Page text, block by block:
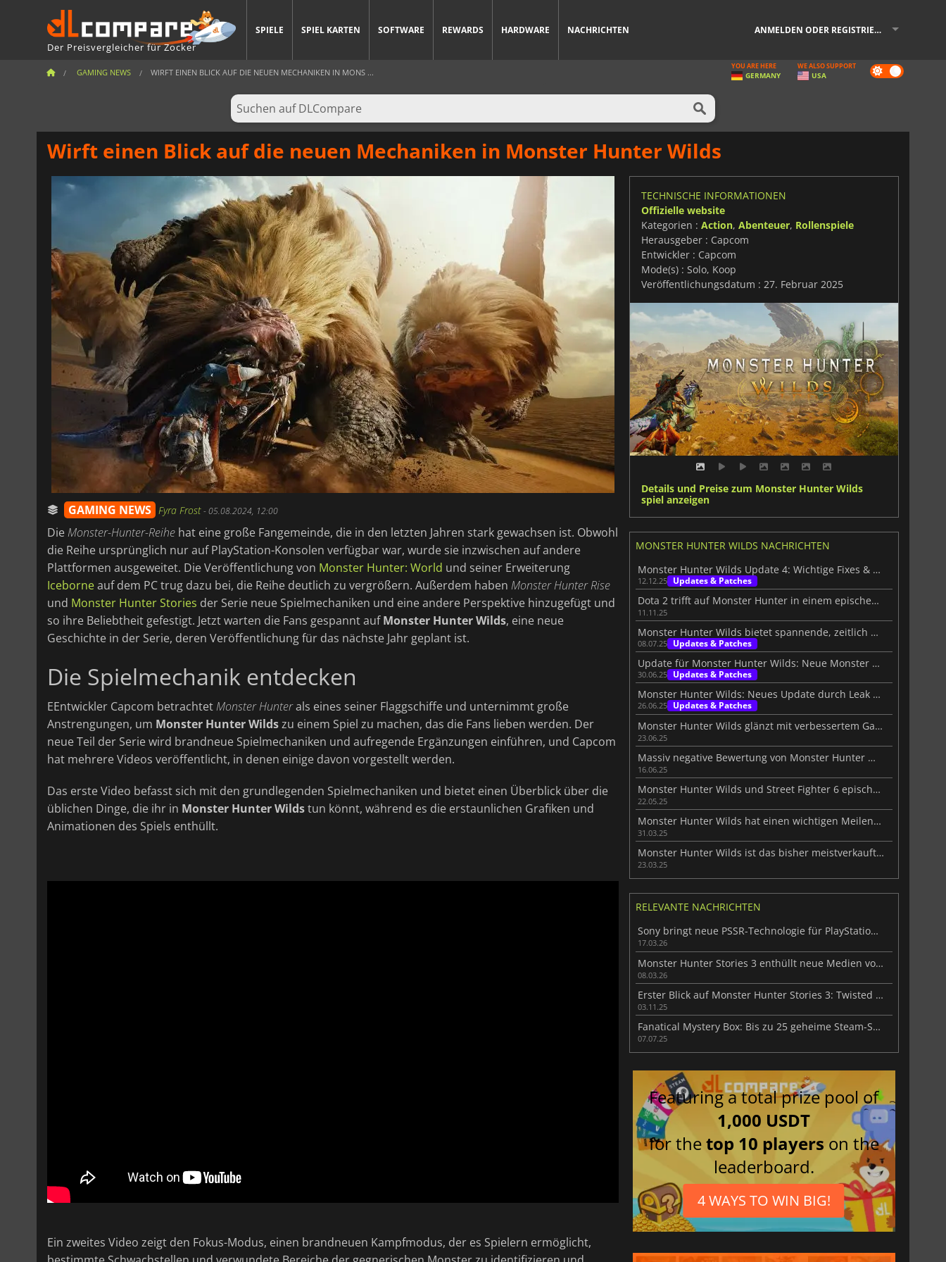
Der Preisvergleicher für Zocker
SPIELE SPIEL KARTEN SOFTWARE REWARDS HARDWARE NACHRICHTEN ANMELDEN ODER REGISTRIEREN
GAMING NEWS WIRFT EINEN BLICK AUF DIE NEUEN MECHANIKEN IN MONS ... Dark
mode
YOU ARE HERE
GERMANY
WE ALSO SUPPORT
USA
Wirft einen Blick auf die neuen Mechaniken in Monster Hunter Wilds
GAMING NEWS Fyra Frost-05.08.2024, 12:00
DieMonster-Hunter-Reihe hat eine große Fangemeinde, die in den letzten Jahren stark gewachsen ist. Obwohl
die Reihe ursprünglich nur auf PlayStation-Konsolen verfügbar war, wurde sie inzwischen auf andere
Plattformen ausgeweitet. Die Veröffentlichung von Monster Hunter: World und seiner Erweiterung
Iceborneauf dem PC trug dazu bei, die Reihe deutlich zu vergrößern. Außerdem haben Monster Hunter Rise
und Monster Hunter Stories der Serie neue Spielmechaniken und eine andere Perspektive hinzugefügt und
so ihre Beliebtheit gefestigt. Jetzt warten die Fans gespannt aufMonster Hunter Wilds, eine neue
Geschichte in der Serie, deren Veröffentlichung für das nächste Jahr geplant ist.
Die Spielmechanik entdecken
EEntwickler Capcom betrachtetMonster Hunterals eines seiner Flaggschiffe und unternimmt große
Anstrengungen, um Monster Hunter Wildszu einem Spiel zu machen, das die Fans lieben werden. Der
neue Teil der Serie wird brandneue Spielmechaniken und aufregende Ergänzungen einführen, und Capcom
hat mehrere Videos veröffentlicht, in denen einige davon vorgestellt werden.
Das erste Video befasst sich mit den grundlegenden Spielmechaniken und bietet einen Überblick über die
üblichen Dinge, die ihr in Monster Hunter Wildstun könnt, während es die erstaunlichen Grafiken und
Animationen des Spiels enthüllt.
Ein zweites Video zeigt den Fokus-Modus, einen brandneuen Kampfmodus, der es Spielern ermöglicht,
TECHNISCHE INFORMATIONEN
Offizielle website
Kategorien : Action, Abenteuer, Rollenspiele
Herausgeber : Capcom
Entwickler : Capcom
Mode(s) : Solo, Koop
Veröffentlichungsdatum : 27. Februar 2025
Details und Preise zum Monster Hunter Wilds
spiel anzeigen
MONSTER HUNTER WILDS NACHRICHTEN
Monster Hunter Wilds Update 4: Wichtige Fixes & neuer Leistungsplan
12.12.25 Updates & Patches
Dota 2 trifft auf Monster Hunter in einem epischen Crossover-Event
11.11.25
Monster Hunter Wilds bietet spannende, zeitlich begrenzte Quests
08.07.25 Updates & Patches
Update für Monster Hunter Wilds: Neue Monster und Funktionen
30.06.25 Updates & Patches
Monster Hunter Wilds: Neues Update durch Leak enthüllt
26.06.25 Updates & Patches
Monster Hunter Wilds glänzt mit verbessertem Gameplay
23.06.25
Massiv negative Bewertung von Monster Hunter Wilds
16.06.25
Monster Hunter Wilds und Street Fighter 6 epischen Crossover
22.05.25
Monster Hunter Wilds hat einen wichtigen Meilenstein erreicht
31.03.25
Monster Hunter Wilds ist das bisher meistverkaufte Spiel des Jahres
23.03.25
RELEVANTE NACHRICHTEN
Sony bringt neue PSSR-Technologie für PlayStation 5 Pro-Spiele
17.03.26
Monster Hunter Stories 3 enthüllt neue Medien vor dem Start
08.03.26
Erster Blick auf Monster Hunter Stories 3: Twisted Reflection
03.11.25
Fanatical Mystery Box: Bis zu 25 geheime Steam-Spiele sichern
07.07.25
Featuring a total prize pool of
1,000 USDT
for thetop 10 players on the
leaderboard.
4 WAYS TO WIN BIG!